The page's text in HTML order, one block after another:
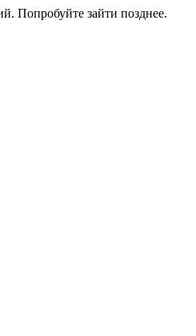
Попробуйте зайти позднее.